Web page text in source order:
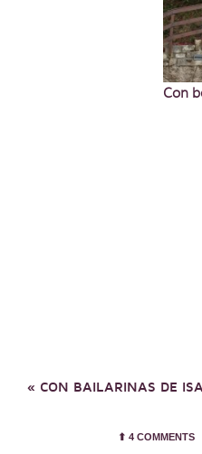
Con
« CON BAILARINAS DE
⬆︎ 4 COMMENTS